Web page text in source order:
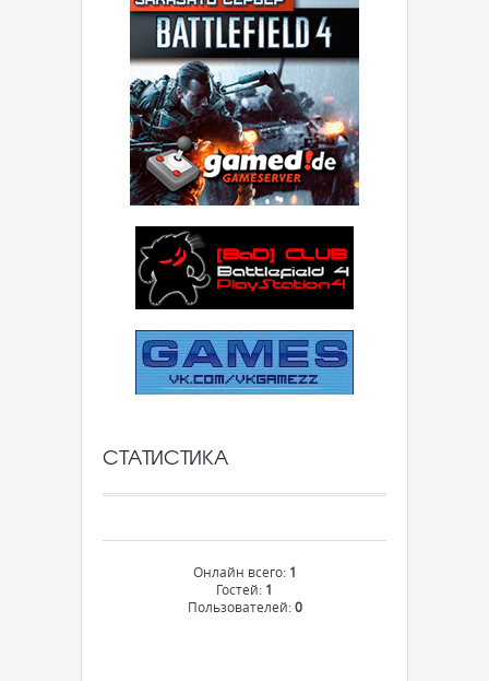
СТАТИСТИКА
Онлайн всего: 1
Гостей: 1
Пользователей:0